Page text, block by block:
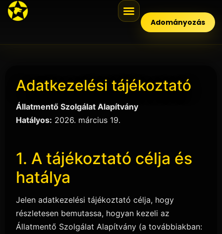
Adományozás
Adatkezelési tájékoztató
Állatmentő Szolgálat Alapítvány
Hatályos: 2026. március 19.
1. A tájékoztató célja és
hatálya
Jelen adatkezelési tájékoztató célja, hogy
részletesen bemutassa, hogyan kezeli az
Állatmentő Szolgálat Alapítvány (a továbbiakban: